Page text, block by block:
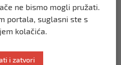
smo vojno uzvratiti
ne bismo mogli pružati.
portala, suglasni ste s
kolačića.
i zatvori